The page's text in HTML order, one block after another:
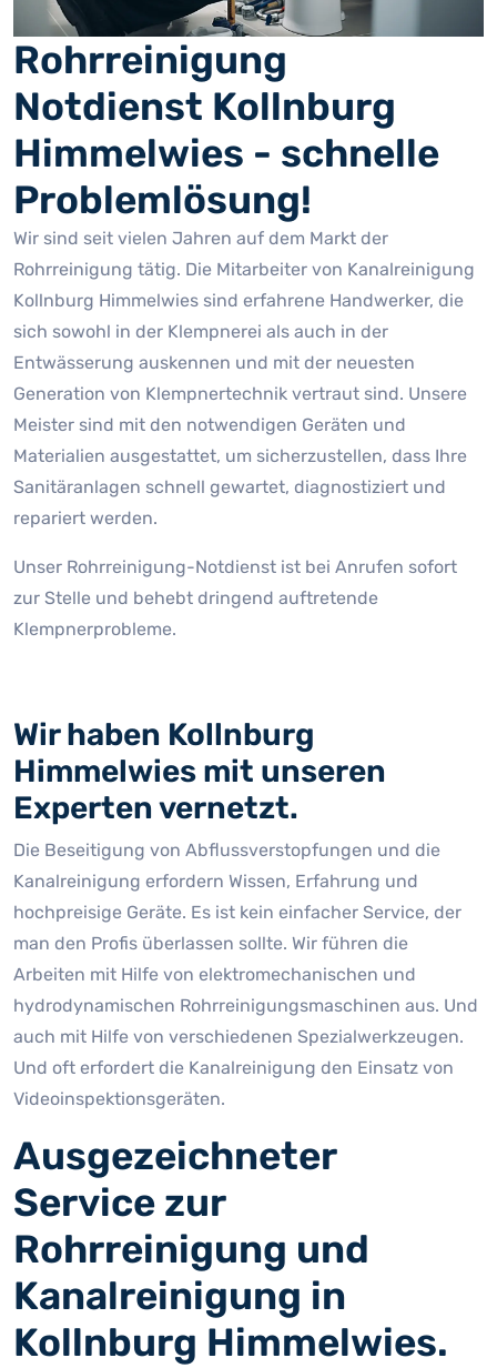
Rohrreinigung
Notdienst Kollnburg
Himmelwies - schnelle
Problemlösung!
Wir sind seit vielen Jahren auf dem Markt der
Rohrreinigung tätig. Die Mitarbeiter von Kanalreinigung
Kollnburg Himmelwies sind erfahrene Handwerker, die
sich sowohl in der Klempnerei als auch in der
Entwässerung auskennen und mit der neuesten
Generation von Klempnertechnik vertraut sind. Unsere
Meister sind mit den notwendigen Geräten und
Materialien ausgestattet, um sicherzustellen, dass Ihre
Sanitäranlagen schnell gewartet, diagnostiziert und
repariert werden.
Unser Rohrreinigung-Notdienst ist bei Anrufen sofort
zur Stelle und behebt dringend auftretende
Klempnerprobleme.
Wir haben Kollnburg
Himmelwies mit unseren
Experten vernetzt.
Die Beseitigung von Abflussverstopfungen und die
Kanalreinigung erfordern Wissen, Erfahrung und
hochpreisige Geräte. Es ist kein einfacher Service, der
man den Profis überlassen sollte. Wir führen die
Arbeiten mit Hilfe von elektromechanischen und
hydrodynamischen Rohrreinigungsmaschinen aus. Und
auch mit Hilfe von verschiedenen Spezialwerkzeugen.
Und oft erfordert die Kanalreinigung den Einsatz von
Videoinspektionsgeräten.
Ausgezeichneter
Service zur
Rohrreinigung und
Kanalreinigung in
Kollnburg Himmelwies.